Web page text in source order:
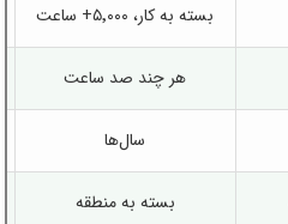
بسته به کار، ۵٬۰۰۰+ ساعت
هر چند صد ساعت
سال‌ها
بسته به منطقه